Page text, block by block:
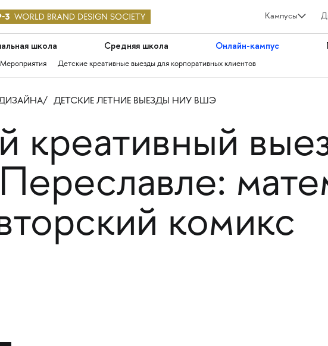
Кампусы
школа Средняя школа Онлайн-кампус
Мероприятия Детские креативные выезды для корпоративных клиентов
ДЕТСКИЕ ЛЕТНИЕ ВЫЕЗДЫ НИУ ВШЭ
креативный
комикс